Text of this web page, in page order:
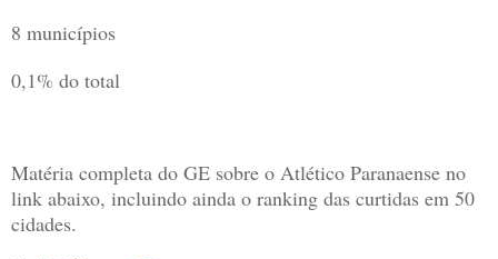
8 municípios
0,1% do total
Matéria completa do GE sobre o Atlético Paranaense no
link abaixo, incluindo ainda o ranking das curtidas em 50
cidades.